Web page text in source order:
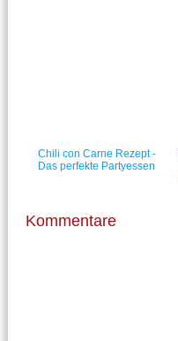
Chili con Carne Rezept -
Das perfekte Partyessen
Kommentare